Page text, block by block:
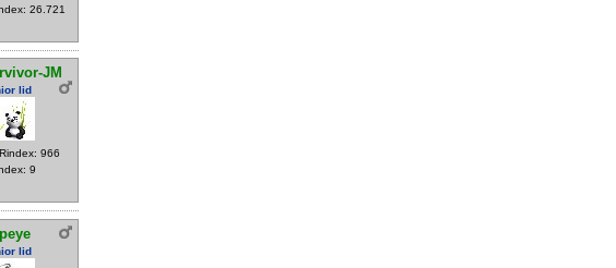
26.721
JM
lid
966
9
lid